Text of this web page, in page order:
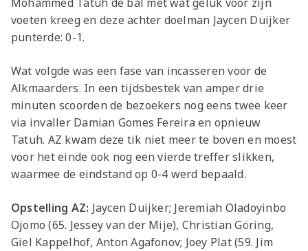
voeten kreeg en deze achter doelman Jaycen Duijker
punterde: 0-1.
Wat volgde was een fase van incasseren voor de
Alkmaarders. In een tijdsbestek van amper drie
minuten scoorden de bezoekers nog eens twee keer
via invaller Damian Gomes Fereira en opnieuw
Tatuh. AZ kwam deze tik niet meer te boven en moest
voor het einde ook nog een vierde treffer slikken,
waarmee de eindstand op 0-4 werd bepaald.
Opstelling AZ: Jaycen Duijker; Jeremiah Oladoyinbo
Ojomo (65. Jessey van der Mije), Christian Göring,
Giel Kappelhof, Anton Agafonov; Joey Plat (59. Jim